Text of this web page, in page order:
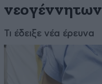
νεογέννητων
Τι έδειξε νέα έρευνα